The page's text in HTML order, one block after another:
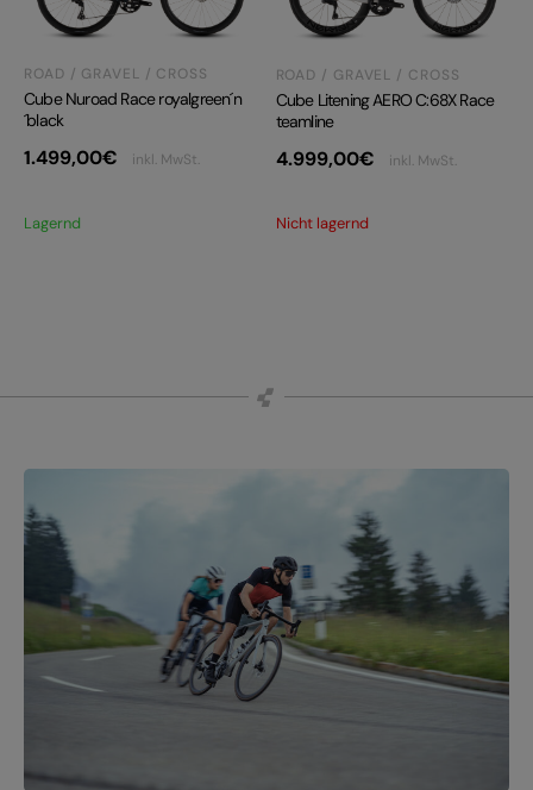
ROAD / GRAVEL / CROSS
Cube Nuroad Race royalgreen´n
´black
1.499,00€ inkl. MwSt.
Lagernd
ROAD / GRAVEL / CROSS
Cube Litening AERO C:68X Race
teamline
4.999,00€ inkl. MwSt.
Nicht lagernd